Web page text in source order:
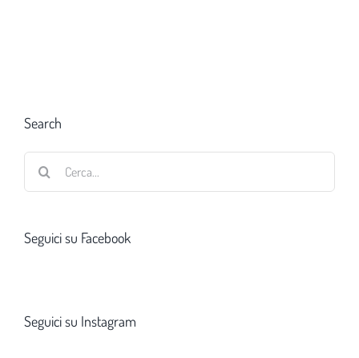
Search
Seguici su Facebook
Seguici su Instagram